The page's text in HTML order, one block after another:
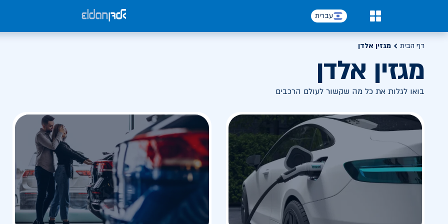
עברית
דף הבית מגזין אלדן
מגזין אלדן
בואו לגלות את כל מה שקשור לעולם הרכבים